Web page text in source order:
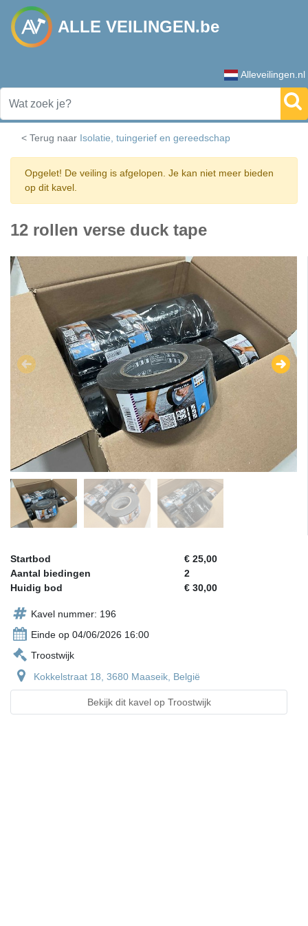
ALLE VEILINGEN.be
Alleveilingen.nl
< Terug naar Isolatie, tuingerief en gereedschap
Opgelet! De veiling is afgelopen. Je kan niet meer bieden
op dit kavel.
12 rollen verse duck tape
Startbod
€ 25,00
Aantal biedingen
2
Huidig bod
€ 30,00
Kavel nummer: 196
Einde op 04/06/2026 16:00
Troostwijk
Kokkelstraat 18, 3680 Maaseik, België
Bekijk dit kavel op Troostwijk